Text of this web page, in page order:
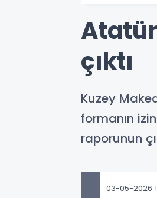
çıktı
Kuzey
formanın
raporunun
03-05-2026